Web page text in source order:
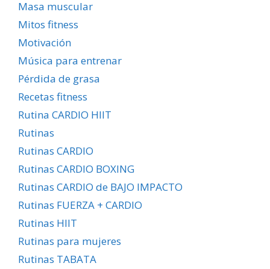
Masa muscular
Mitos fitness
Motivación
Música para entrenar
Pérdida de grasa
Recetas fitness
Rutina CARDIO HIIT
Rutinas
Rutinas CARDIO
Rutinas CARDIO BOXING
Rutinas CARDIO de BAJO IMPACTO
Rutinas FUERZA + CARDIO
Rutinas HIIT
Rutinas para mujeres
Rutinas TABATA